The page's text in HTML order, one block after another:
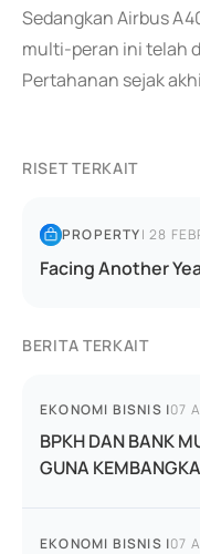
Sedangkan Airbus
multi-peran ini telah
Pertahanan sejak
RISET TERKAIT
PROPERTY|28
Facing Another
BERITA TERKAIT
EKONOMI BISNIS |07
BPKH DAN BANK
GUNA
EKONOMI BISNIS |07